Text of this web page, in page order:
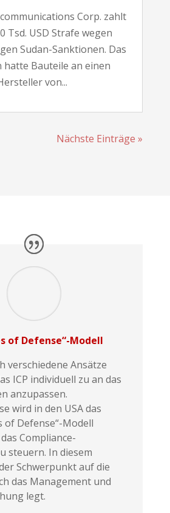
Corp. zahlt
Tsd. USD Strafe wegen
Sudan-Sanktionen. Das
hatte Bauteile an einen
von...
Nächste Einträge »
of Defense“-Modell
verschiedene Ansätze
ICP individuell zu an das
anzupassen.
wird in den USA das
of Defense“-Modell
Compliance-
steuern. In diesem
Schwerpunkt auf die
das Management und
legt.